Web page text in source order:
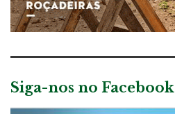
Siga-nos no Facebook